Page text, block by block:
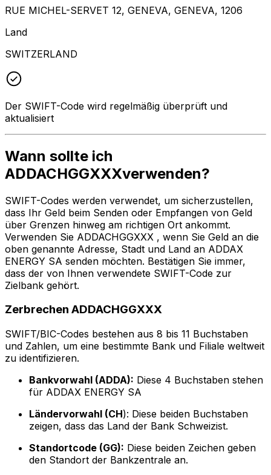
RUE MICHEL-SERVET 12, GENEVA, GENEVA, 1206
Land
SWITZERLAND
Der SWIFT-Code wird regelmäßig überprüft und
aktualisiert
Wann sollte ich
ADDACHGGXXXverwenden?
SWIFT-Codes werden verwendet, um sicherzustellen,
dass Ihr Geld beim Senden oder Empfangen von Geld
über Grenzen hinweg am richtigen Ort ankommt.
Verwenden Sie ADDACHGGXXX , wenn Sie Geld an die
oben genannte Adresse, Stadt und Land an ADDAX
ENERGY SA senden möchten. Bestätigen Sie immer,
dass der von Ihnen verwendete SWIFT-Code zur
Zielbank gehört.
Zerbrechen ADDACHGGXXX
SWIFT/BIC-Codes bestehen aus 8 bis 11 Buchstaben
und Zahlen, um eine bestimmte Bank und Filiale weltweit
zu identifizieren.
Bankvorwahl (ADDA): Diese 4 Buchstaben stehen
für ADDAX ENERGY SA
Ländervorwahl (CH): Diese beiden Buchstaben
zeigen, dass das Land der Bank Schweizist.
Standortcode (GG): Diese beiden Zeichen geben
den Standort der Bankzentrale an.